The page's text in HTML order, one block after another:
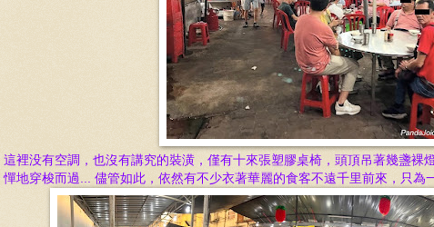
這裡没有空調， 也沒有講究的裝潢，僅有十來張塑膠桌椅，頭頂吊著幾盞裸
憚地穿梭而過... 儘管如此，依然有不少衣著華麗的食客不遠千里前來，只為